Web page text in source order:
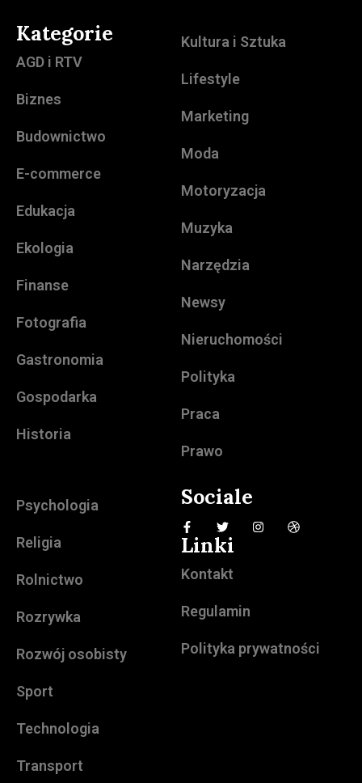
Kategorie
AGD i RTV
Biznes
Budownictwo
E-commerce
Edukacja
Ekologia
Finanse
Fotografia
Gastronomia
Gospodarka
Historia
Kultura i Sztuka
Lifestyle
Marketing
Moda
Motoryzacja
Muzyka
Narzędzia
Newsy
Nieruchomości
Polityka
Praca
Prawo
Psychologia
Religia
Rolnictwo
Rozrywka
Rozwój osobisty
Sport
Technologia
Transport
Sociale
Linki
Kontakt
Regulamin
Polityka prywatności